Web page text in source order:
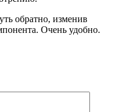
обратно, изменив
Очень удобно.